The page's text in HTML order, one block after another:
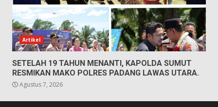
Artikel
SETELAH 19 TAHUN MENANTI, KAPOLDA SUMUT
RESMIKAN MAKO POLRES PADANG LAWAS UTARA.
Agustus 7, 2026